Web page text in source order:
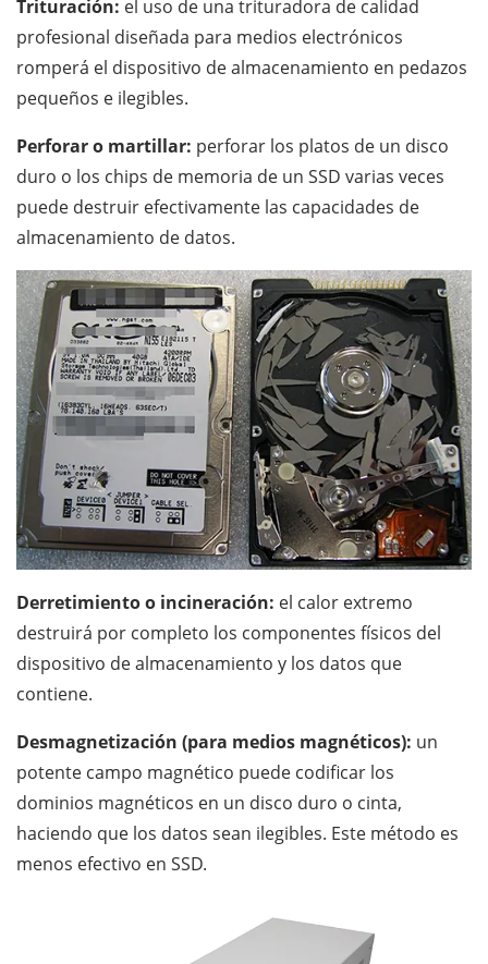
Trituración: el uso de una trituradora de calidad
profesional diseñada para medios electrónicos
romperá el dispositivo de almacenamiento en pedazos
pequeños e ilegibles.
Perforar o martillar: perforar los platos de un disco
duro o los chips de memoria de un SSD varias veces
puede destruir efectivamente las capacidades de
almacenamiento de datos.
Derretimiento o incineración: el calor extremo
destruirá por completo los componentes físicos del
dispositivo de almacenamiento y los datos que
contiene.
Desmagnetización (para medios magnéticos): un
potente campo magnético puede codificar los
dominios magnéticos en un disco duro o cinta,
haciendo que los datos sean ilegibles. Este método es
menos efectivo en SSD.